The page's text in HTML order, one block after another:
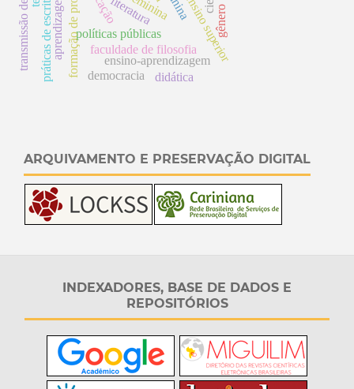
políticas públicas
f
o
r
m
a
ç
ã
o
d
e
p
r
o
f
e
s
s
o
r
e
práticas de escrita literatura
faculdade de filosofiaensino superior
ensino-aprendizagem
democracia didática
gênero
ARQUIVAMENTO E PRESERVAÇÃO DIGITAL
INDEXADORES, BASE DE DADOS E
REPOSITÓRIOS